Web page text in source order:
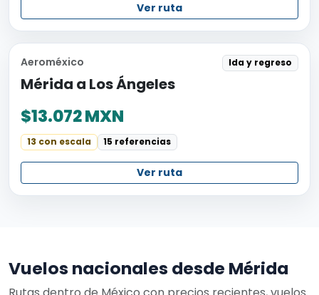
Ver ruta
Aeroméxico
Mérida a Los Ángeles
Ida y regreso
$13.072 MXN
13 con escala 15 referencias
Ver ruta
Vuelos nacionales desde Mérida